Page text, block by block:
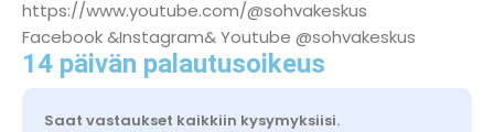
https://www.youtube.com/@sohvakeskus
Facebook &Instagram& Youtube @sohvakeskus
14 päivän palautusoikeus
Saat vastaukset kaikkiin kysymyksiisi.